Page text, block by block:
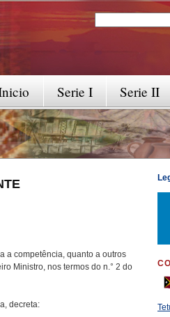
Search form
Serie II
Serie I
a competência, quanto a outros
Ministro, nos termos do n.° 2 do
decreta: